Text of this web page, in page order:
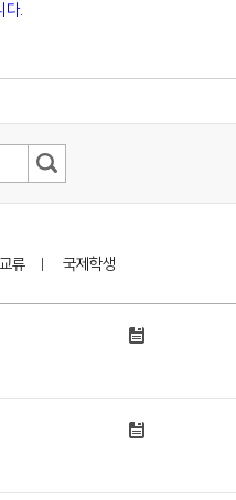
다.
류 국제학생